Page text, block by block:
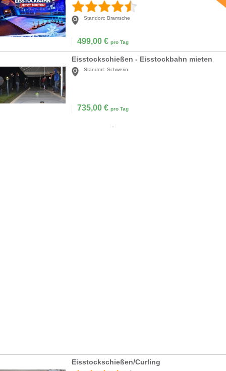
Standort: Bramsche
499,00 € pro Tag
Eisstockschießen - Eisstockbahn mieten
Standort: Schwerin
735,00 € pro Tag
Eisstockschießen/Curling